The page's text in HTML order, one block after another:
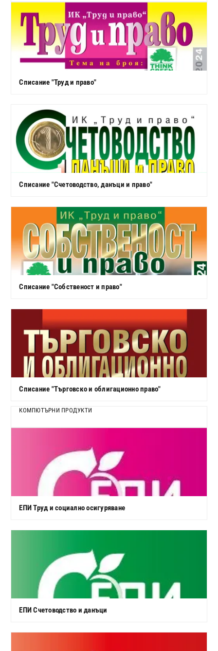
Списание "Труд и право"
Списание "Счетоводство, данъци и право"
Списание "Собственост и право"
Списание "Търговско и облигационно право"
КОМПЮТЪРНИ ПРОДУКТИ
ЕПИ Труд и социално осигуряване
ЕПИ Счетоводство и данъци